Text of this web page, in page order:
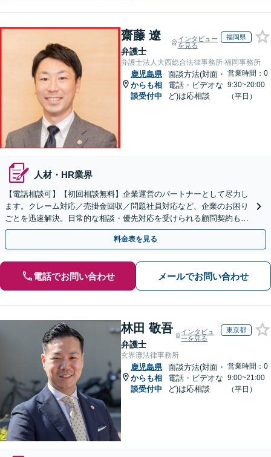
齋藤 遼
弁護士
インタビュー
を見る
福岡県
弁護士法人大西総合法律事務所 福岡事務所
鹿児島県
からも相
談受付中
面談方法(対面・
電話・ビデオな
ど)は応相談
営業時間：0
9:30~20:00
（平日）
人材・HR業界
【電話相談可】【初回相談無料】企業運営のパートナーとして尽力し
ます。クレーム対応／売掛金回収／問題社員対応など、企業のお困り
ごとを迅速解決。日常的な相談・優先対応を受けられる顧問契約もお
すすめ【夜間・休日対応】【完全個室】【天神南駅直結】
料金表を見る
電話でお問い合わせ メールでお問い合わせ
林田 敬吾
弁護士
インタビュ
ーを見る
東京都
玄界灘法律事務所
鹿児島県
からも相
談受付中
面談方法(対面・
電話・ビデオな
ど)は応相談
営業時間：0
9:00~21:00
（平日）